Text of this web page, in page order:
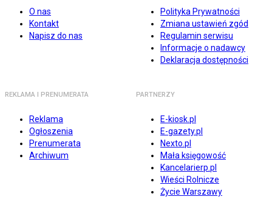
O nas
Kontakt
Napisz do nas
Polityka Prywatności
Zmiana ustawień zgód
Regulamin serwisu
Informacje o nadawcy
Deklaracja dostępności
REKLAMA I PRENUMERATA
Reklama
Ogłoszenia
Prenumerata
Archiwum
PARTNERZY
E-kiosk.pl
E-gazety.pl
Nexto.pl
Mała księgowość
Kancelarierp.pl
Wieści Rolnicze
Życie Warszawy